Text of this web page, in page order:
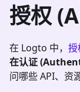
授权
在 Logto 中，
在认证
问哪些 API、资